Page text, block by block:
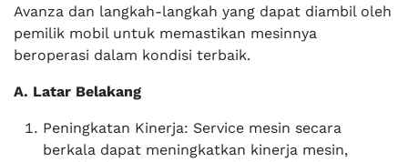
Avanza dan langkah-langkah yang dapat diambil oleh
pemilik mobil untuk memastikan mesinnya
beroperasi dalam kondisi terbaik.
A. Latar Belakang
Peningkatan Kinerja: Service mesin secara
berkala dapat meningkatkan kinerja mesin,